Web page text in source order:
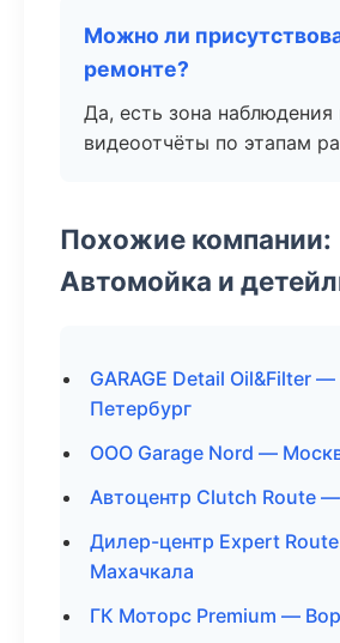
Можно ли
ремонте?
Да, есть зона
видеоотчёты по этапам
Похожие компании:
Автомойка и
GARAGE Detail Oil&Filter
Петербург
ООО Garage Nord —
Автоцентр Clutch Route
Дилер-центр Expert
Махачкала
ГК Моторс Premium —